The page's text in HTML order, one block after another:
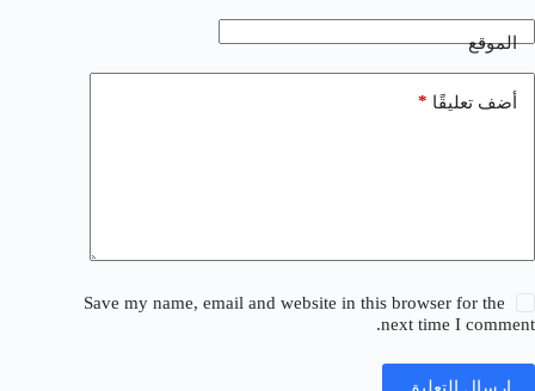
الموقع
أضف تعليقًا *
Save my name, email and website in this browser for the
next time I comment.